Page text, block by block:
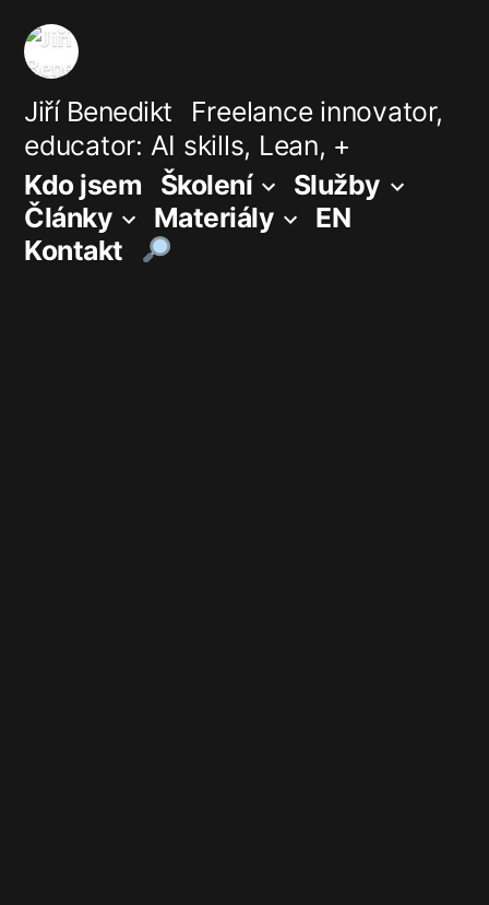
Přejít
obsahu
webu
Jiří Benedikt
Freelance innovator,
educator: AI skills, Lean, +
Kdo jsem
Školení
Služby
Články
Materiály
EN
Kontakt